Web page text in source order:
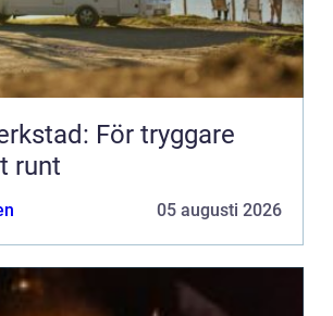
För tryggare
runt
05 augusti 2026